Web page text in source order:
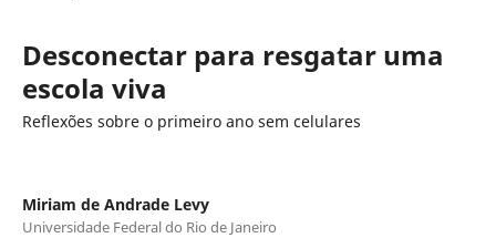
Desconectar para resgatar uma
escola viva
Reflexões sobre o primeiro ano sem celulares
Miriam de Andrade Levy
Universidade Federal do Rio de Janeiro